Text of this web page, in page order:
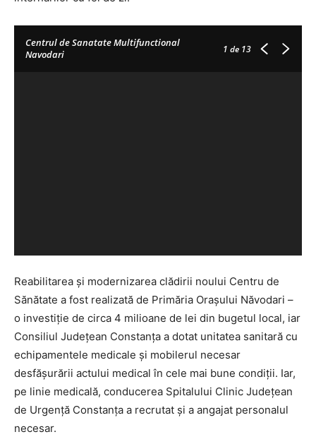
Centrul de Sanatate Multifunctional
Navodari
1 de 13
Reabilitarea și modernizarea clădirii noului Centru de
Sănătate a fost realizată de Primăria Orașului Năvodari –
o investiție de circa 4 milioane de lei din bugetul local, iar
Consiliul Județean Constanța a dotat unitatea sanitară cu
echipamentele medicale și mobilerul necesar
desfășurării actului medical în cele mai bune condiții. Iar,
pe linie medicală, conducerea Spitalului Clinic Județean
de Urgență Constanța a recrutat și a angajat personalul
necesar.